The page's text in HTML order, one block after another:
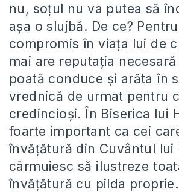
nu, soțul nu va putea să
așa o slujbă. De ce?
compromis în viața lui de
mai are reputația
poată conduce și arăta în
vrednică de urmat pentru
credincioși. În Biserica lui
foarte important ca cei
învățătură din Cuvântul lui
cârmuiesc să ilustreze
învățătură cu pilda